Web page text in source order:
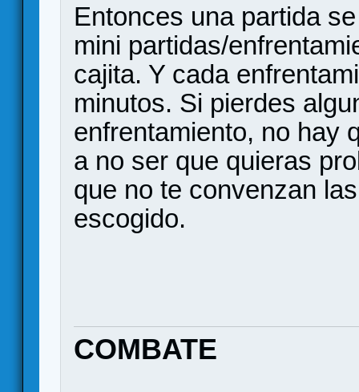
Entonces una partida
mini partidas/
cajita. Y cada
minutos. Si pierdes
enfrentamiento, no hay
a no ser que quieras
que no te convenzan
escogido.
COMBATE